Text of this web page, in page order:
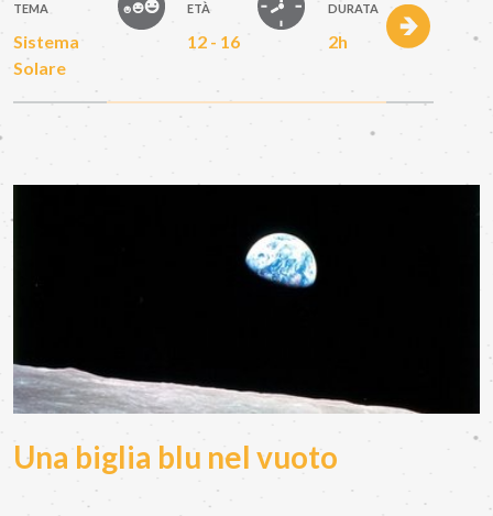
TEMA
Sistema
Solare
ETÀ
12 - 16
DURATA
2h
Una biglia blu nel vuoto